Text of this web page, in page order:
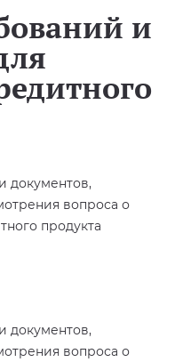
и
документов,
вопроса о
продукта
документов,
вопроса о